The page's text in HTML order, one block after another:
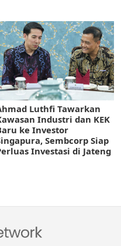
Luthfi Tawarkan
Industri dan KEK
ke Investor
Sembcorp Siap
Investasi di Jateng